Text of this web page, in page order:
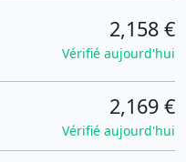
2,158 €
Vérifié aujourd'hui
2,169 €
Vérifié aujourd'hui